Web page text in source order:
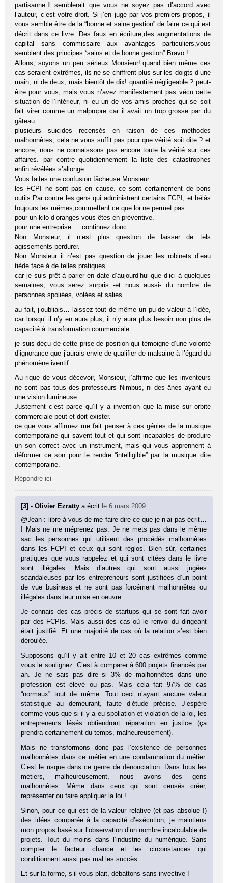
partisanne.Il semblerait que vous ne soyez pas d’accord avec
l’auteur, c’est votre droit. Si j’en juge par vos premiers propos, il
vous semble être de la “bonne et saine gestion” de faire ce qui est
décrit dans ce livre. Des faux en écriture,des augmentations de
capital sans commissaire aux avantages particuliers,vous
semblent des principes “sains et de bonne gestion”.Bravo !
Allons, soyons un peu sérieux Monsieur!.quand bien même ces
cas seraient extrêmes, ils ne se chiffrent plus sur les doigts d’une
main, ni de deux, mais bientôt de dix! quantité négligeable ? peut-
être pour vous, mais vous n’avez manifestement pas vécu cette
situation de l’intérieur, ni eu un de vos amis proches qui se soit
fait virer comme un malpropre car il avait un trop grosse par du
gâteau.
plusieurs suicides recensés en raison de ces méthodes
malhonnêtes, cela ne vous suffit pas pour que vérité soit dite ? et
encore, nous ne connaissons pas encore toute la vérité sur ces
affaires. par contre quotidiennement la liste des catastrophes
enfin révélées s’allonge.
Vous faites une confusion fâcheuse Monsieur:
les FCPI ne sont pas en cause. ce sont certainement de bons
outils.Par contre les gens qui administrent certains FCPI, et hélàs
toujours les mêmes,commettent ce que loi ne permet pas.
pour un kilo d’oranges vous êtes en préventive.
pour une entreprise ….continuez donc.
Non Monsieur, il n’est plus question de laisser de tels
agissements perdurer.
Non Monsieur il n’est pas question de jouer les robinets d’eau
tiède face à de telles pratiques.
car je suis prêt à parier en date d’aujourd’hui que d’ici à quelques
semaines, vous serez surpris -et nous aussi- du nombre de
personnes spoliées, volées et salies.
au fait, j’oubliais… laissez tout de même un pu de valeur à l’idée,
car lorsqu’ il n’y en aura plus, il n’y aura plus besoin non plus de
capacité à transformation commerciale.
je suis déçu de cette prise de position qui témoigne d’une volonté
d’ignorance que j’aurais envie de qualifier de malsaine à l’égard du
phénomène iventif.
Au rique de vous décevoir, Monsieur, j’affirme que les inventeurs
ne sont pas tous des professeurs Nimbus, ni des ânes ayant eu
une vision lumineuse.
Justement c’est parce qu’il y a invention que la mise sur orbite
commerciale peut et doit exister.
ce que vous affirmez me fait penser à ces génies de la musique
contemporaine qui savent tout et qui sont incapables de produire
un son correct avec un instrument, mais qui vous apprennent à
déformer ce son pour le rendre “intelligible” par la musique dite
contemporaine.
Répondre ici
[3] - Olivier Ezrattya écrit le 6 mars 2009 :
@Jean : libre à vous de me faire dire ce que je n’ai pas écrit…
! Mais ne me méprenez pas. Je ne mets pas dans le même
sac les personnes qui utilisent des procédés malhonnêtes
dans les FCPI et ceux qui sont réglos. Bien sûr, certaines
pratiques que vous rappelez et qui sont citées dans le livre
sont illégales. Mais d’autres qui sont aussi jugées
scandaleuses par les entrepreneurs sont justifiées d’un point
de vue business et ne sont pas forcément malhonnêtes ou
illégales dans leur mise en oeuvre.
Je connais des cas précis de startups qui se sont fait avoir
par des FCPIs. Mais aussi des cas où le renvoi du dirigeant
était justifié. Et une majorité de cas où la relation s’est bien
déroulée.
Supposons qu’il y ait entre 10 et 20 cas extrêmes comme
vous le soulignez. C’est à comparer à 600 projets financés par
an. Je ne sais pas dire si 3% de malhonnêtes dans une
profession est élevé ou pas. Mais cela fait 97% de cas
“normaux” tout de même. Tout ceci n’ayant aucune valeur
statistique au demeurant, faute d’étude précise. J’espère
comme vous que si il y a eu spoliation et violation de la loi, les
entrepreneurs lésés obtiendront réparation en justice (ça
prendra certainement du temps, malheureusement).
Mais ne transformons donc pas l’existence de personnes
malhonnêtes dans ce métier en une condamnation du métier.
C’est le risque dans ce genre de dénonciation. Dans tous les
métiers, malheureusement, nous avons des gens
malhonnêtes. Même dans ceux qui sont censés créer,
représenter ou faire appliquer la loi !
Sinon, pour ce qui est de la valeur relative (et pas absolue !)
des idées comparée à la capacité d’exécution, je maintiens
mon propos basé sur l’observation d’un nombre incalculable de
projets. Tout du moins dans l’industrie du numérique. Sans
compter le facteur chance et les circonstances qui
conditionnent aussi pas mal les succès.
Et sur la forme, s’il vous plait, débattons sans invective !